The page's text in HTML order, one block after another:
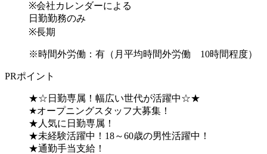
※会社カレンダーによる
日勤勤務のみ
※長期
※時間外労働：有（月平均時間外労働 10時間程度）
PRポイント
★☆日勤専属！幅広い世代が活躍中☆★
★オープニングスタッフ大募集！
★人気に日勤専属！
★未経験活躍中！18～60歳の男性活躍中！
★通勤手当支給！